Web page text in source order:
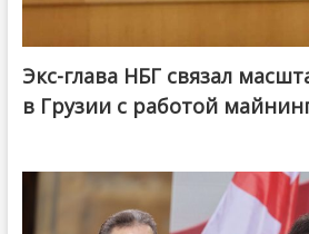
Экс-глава НБГ связал
в Грузии с работой